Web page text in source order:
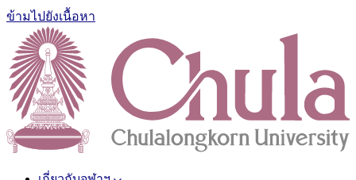
ข้ามไปยังเนื้อหา